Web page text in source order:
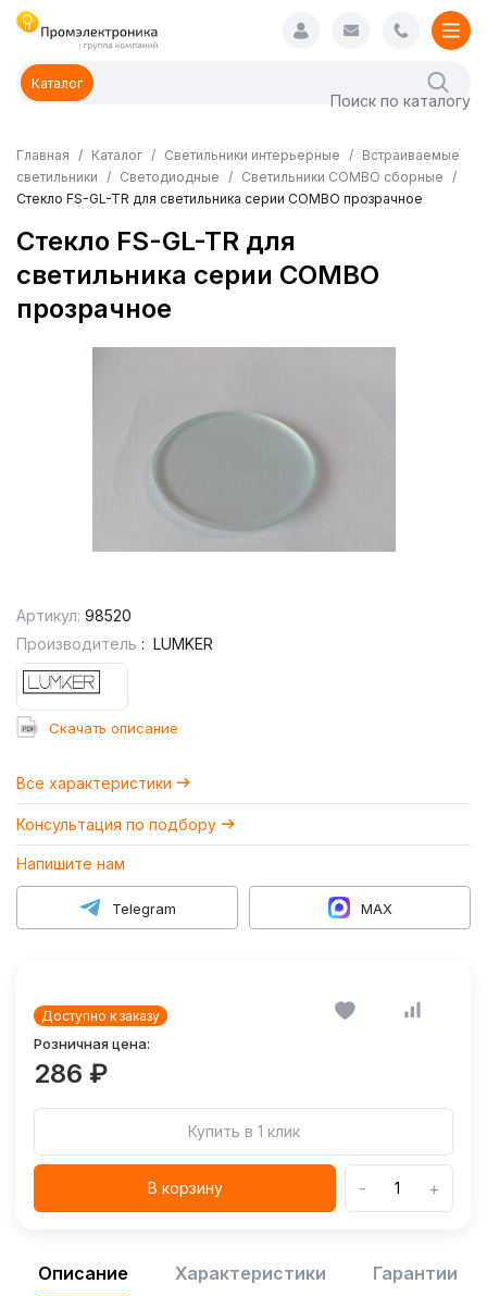
Каталог
Главная Каталог Светильники интерьерные
Встраиваемые
светильники
Светодиодные
Светильники COMBO сборные
Стекло FS-GL-TR для светильника серии COMBO прозрачное
Стекло FS-GL-TR для
светильника серии COMBO
прозрачное
Артикул: 98520
Производитель : LUMKER
Cкачать описание
Все характеристики
Консультация по подбору
Напишите нам
Telegram MAX
Доступно к заказу
Розничная цена:
286 ₽
Купить в 1 клик
В корзину - +
Описание Характеристики Гарантии